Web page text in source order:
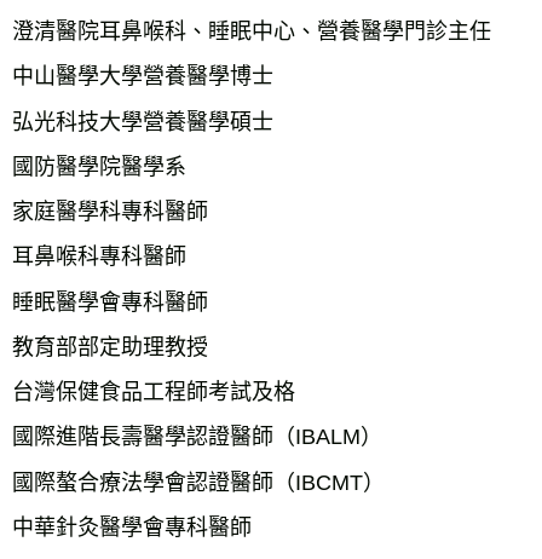
澄清醫院耳鼻喉科、睡眠中心、營養醫學門診主任
中山醫學大學營養醫學博士
弘光科技大學營養醫學碩士
國防醫學院醫學系
家庭醫學科專科醫師
耳鼻喉科專科醫師
睡眠醫學會專科醫師
教育部部定助理教授
台灣保健食品工程師考試及格
國際進階長壽醫學認證醫師（IBALM）
國際螯合療法學會認證醫師（IBCMT）
中華針灸醫學會專科醫師